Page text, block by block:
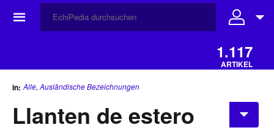
☰
1.117
ARTIKEL
in: Alle, Ausländische Bezeichnungen
Llanten de estero